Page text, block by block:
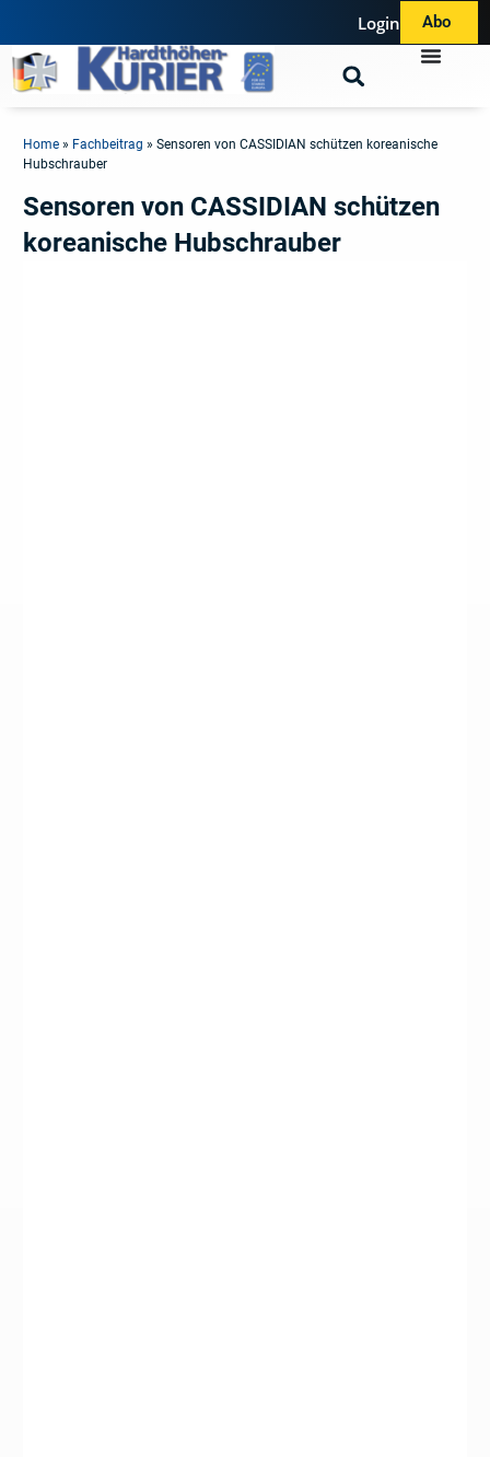
Login Abo
Home » Fachbeitrag »Sensoren von CASSIDIAN schützen koreanische
Hubschrauber
Sensoren von CASSIDIAN schützen
koreanische Hubschrauber